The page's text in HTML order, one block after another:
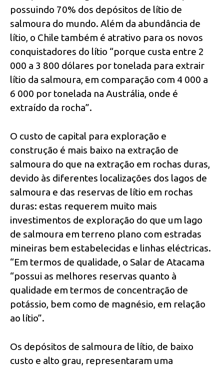
possuindo 70% dos depósitos de lítio de
salmoura do mundo. Além da abundância de
lítio, o Chile também é atrativo para os novos
conquistadores do lítio “porque custa entre 2
000 a 3 800 dólares por tonelada para extrair
lítio da salmoura, em comparação com 4 000 a
6 000 por tonelada na Austrália, onde é
extraído da rocha”.
O custo de capital para exploração e
construção é mais baixo na extração de
salmoura do que na extração em rochas duras,
devido às diferentes localizações dos lagos de
salmoura e das reservas de lítio em rochas
duras: estas requerem muito mais
investimentos de exploração do que um lago
de salmoura em terreno plano com estradas
mineiras bem estabelecidas e linhas eléctricas.
“Em termos de qualidade, o Salar de Atacama
“possui as melhores reservas quanto à
qualidade em termos de concentração de
potássio, bem como de magnésio, em relação
ao lítio”.
Os depósitos de salmoura de lítio, de baixo
custo e alto grau, representaram uma